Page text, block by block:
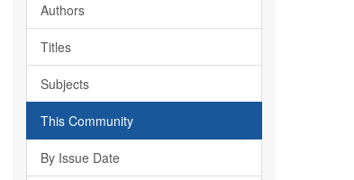
Authors
Titles
Subjects
This Community
By Issue Date